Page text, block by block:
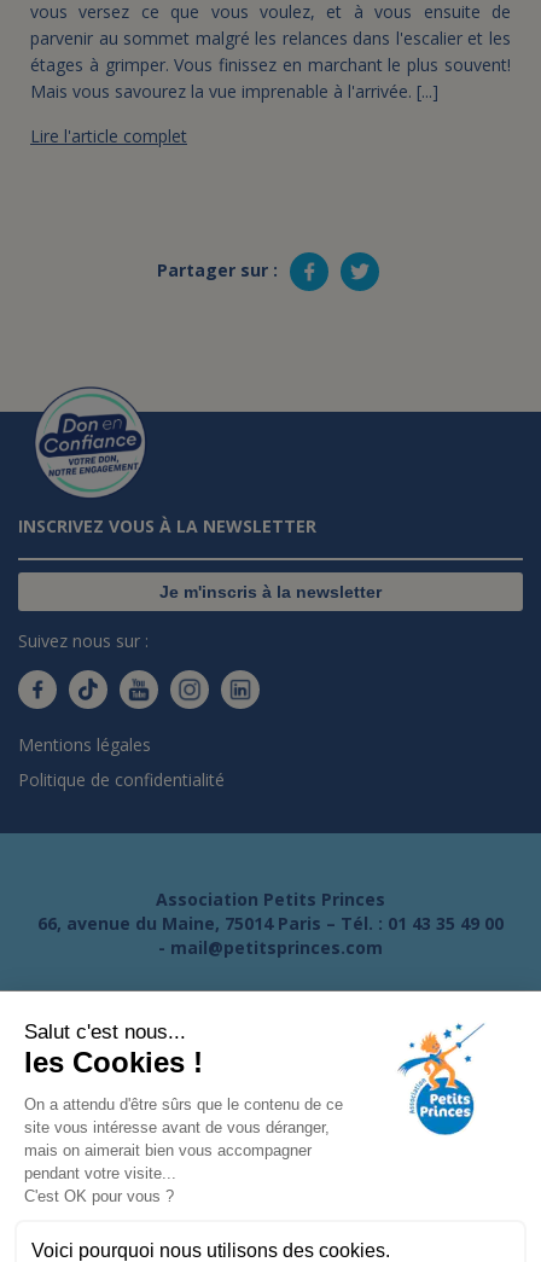
Salut c'est nous...
les Cookies !
On a attendu d'être sûrs que le contenu de ce
site vous intéresse avant de vous déranger,
mais on aimerait bien vous accompagner
pendant votre visite...
C'est OK pour vous ?
Voici pourquoi nous utilisons des cookies.
vous versez ce que vous voulez, et à vous ensuite de
parvenir au sommet malgré les relances dans l'escalier et les
étages à grimper. Vous finissez en marchant le plus souvent!
Mais vous savourez la vue imprenable à l'arrivée. [...]
Lire l'article complet
Partager sur :
INSCRIVEZ VOUS À LA NEWSLETTER
Je m'inscris à la newsletter
Suivez nous sur :
Mentions légales
Politique de confidentialité
Association Petits Princes
66, avenue du Maine, 75014 Paris – Tél. : 01 43 35 49 00
- mail@petitsprinces.com